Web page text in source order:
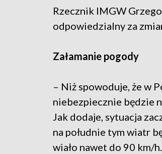
Rzecznik IMGW
odpowiedzialny za
Załamanie pogody
– Niż spowoduje, że w
niebezpiecznie będzie
Jak dodaje, sytuacja
na południe tym wiatr
wiało nawet do 90 km/